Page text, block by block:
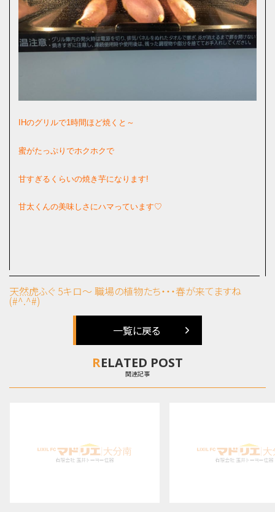
IHのグリルで1時間ほど焼くと～
蜜がたっぷりでホクホクで
甘すぎるくらいの焼き芋になります!
甘太くんの美味しさにハマっています♡
天然虎ふぐ 5キロ～ 職場の植物たち・・・春が来てますね
(#^.^#)
一覧に戻る
RELATED POST
関連記事